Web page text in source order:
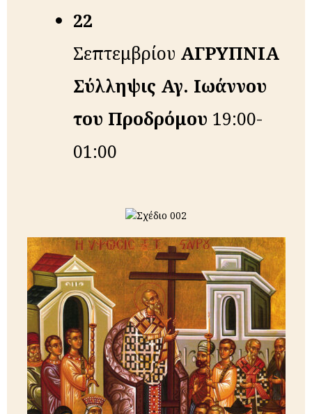
22
Σεπτεμβρίου ΑΓΡΥΠΝΙΑ
Σύλληψις Αγ. Ι­ω­άν­νου
του Προ­δρό­μου 19:00-
01:00